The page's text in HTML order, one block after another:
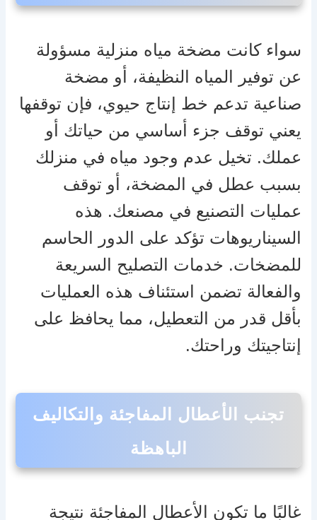
سواء كانت مضخة مياه منزلية مسؤولة
عن توفير المياه النظيفة، أو مضخة
صناعية تدعم خط إنتاج حيوي، فإن توقفها
يعني توقف جزء أساسي من حياتك أو
عملك. تخيل عدم وجود مياه في منزلك
بسبب عطل في المضخة، أو توقف
عمليات التصنيع في مصنعك. هذه
السيناريوهات تؤكد على الدور الحاسم
للمضخات. خدمات التصليح السريعة
والفعالة تضمن استئناف هذه العمليات
بأقل قدر من التعطيل، مما يحافظ على
إنتاجيتك وراحتك.
تجنب الأعطال المفاجئة والتكاليف
الباهظة
غالبًا ما تكون الأعطال المفاجئة نتيجة